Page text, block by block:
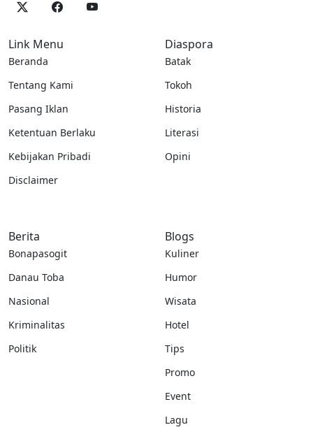
Link Menu
Beranda
Tentang Kami
Pasang Iklan
Ketentuan Berlaku
Kebijakan Pribadi
Disclaimer
Diaspora
Batak
Tokoh
Historia
Literasi
Opini
Berita
Bonapasogit
Danau Toba
Nasional
Kriminalitas
Politik
Blogs
Kuliner
Humor
Wisata
Hotel
Tips
Promo
Event
Lagu